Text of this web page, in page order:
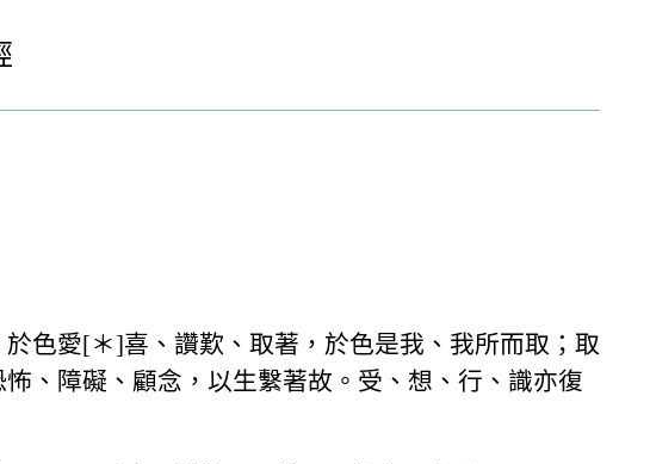
色愛[＊]喜、讚歎、取著，於色是我、我所而取；取
、障礙、顧念，以生繫著故。受、想、行、識亦復